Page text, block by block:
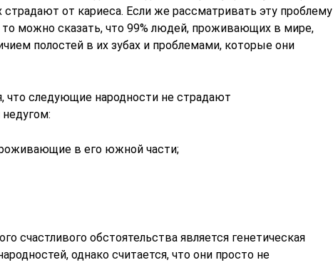
страдают от кариеса. Если же рассматривать эту проблему
можно сказать, что 99% людей, проживающих в мире,
полостей в их зубах и проблемами, которые они
что следующие народности не страдают
в его южной части;
счастливого обстоятельства является генетическая
однако считается, что они просто не